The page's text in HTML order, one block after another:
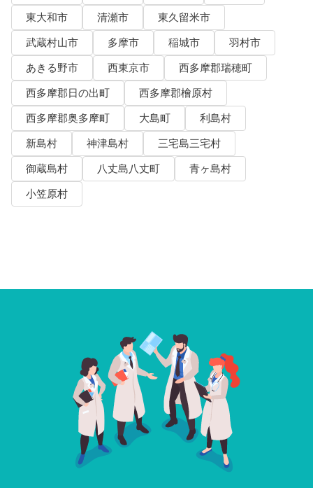
東大和市
清瀬市
東久留米市
武蔵村山市
多摩市 稲城市
羽村市
あきる野市
西東京市
西多摩郡瑞穂町
西多摩郡日の出町
西多摩郡檜原村
西多摩郡奥多摩町
大島町
利島村
新島村
神津島村
三宅島三宅村
御蔵島村
八丈島八丈町
青ヶ島村
小笠原村